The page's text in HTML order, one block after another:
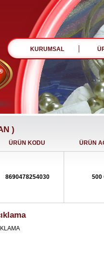
KURUMSAL
)
ÜRÜN KODU ÜRÜN
8690478254030 500